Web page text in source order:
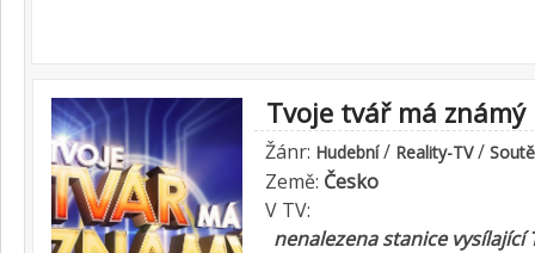
Tvoje tvář má známý
Žánr: Hudební/ Reality-TV/
Země: Česko
V TV:
nenalezena stanice vysílající